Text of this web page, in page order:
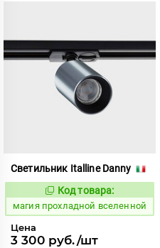
Светильник Italline Danny
Код:
915388
Код товара:
магия прохладной вселенной
Цена
3 300 руб./шт